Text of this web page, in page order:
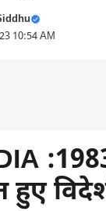
10:54 AM